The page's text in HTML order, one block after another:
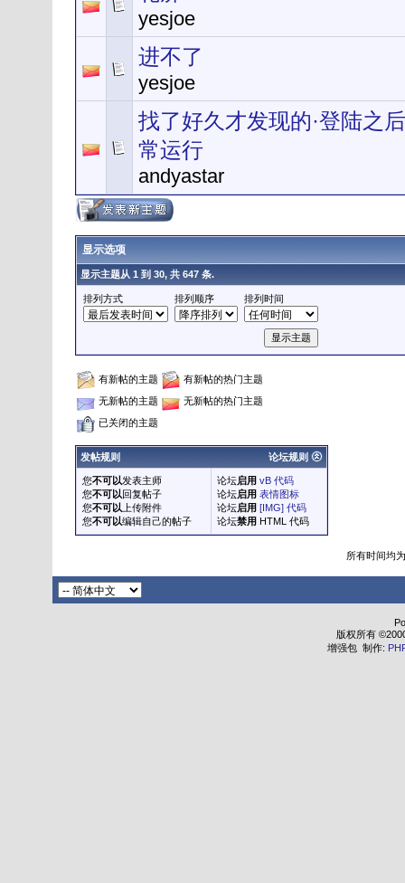
yesjoe
进不了
yesjoe
找了好久才发现的·登陆之
常运行
andyastar
显示选项
显示主题从 1 到 30, 共 647 条.
排列方式 排列顺序 排列时间
有新帖的主题
有新帖的热门主题
无新帖的主题
无新帖的热门主题
已关闭的主题
论坛规则
发帖规则
您不可以发表主师
您不可以回复帖子
您不可以 上传附件
您不可以编辑自己的帖子
论坛启用 vB 代码
论坛启用 表情图标
论坛启用 [IMG] 代码
论坛禁用 HTML 代码
所有时间均为
版权所有
增强包 制作: